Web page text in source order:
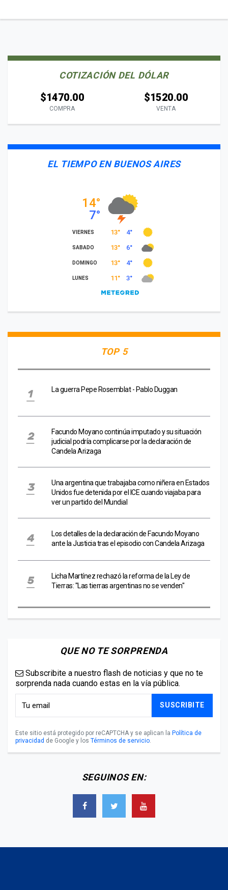
COTIZACIÓN DEL DÓLAR
$1470.00
COMPRA
$1520.00
VENTA
EL TIEMPO EN BUENOS AIRES
TOP 5
La guerra Pepe Rosemblat - Pablo Duggan
Facundo Moyano continúa imputado y su situación
judicial podría complicarse por la declaración de
Candela Arizaga
Una argentina que trabajaba como niñera en Estados
Unidos fue detenida por el ICE cuando viajaba para
ver un partido del Mundial
Los detalles de la declaración de Facundo Moyano
ante la Justicia tras el episodio con Candela Arizaga
Licha Martínez rechazó la reforma de la Ley de
Tierras: "Las tierras argentinas no se venden"
QUE NO TE SORPRENDA
Subscribite a nuestro flash de noticias y que no te
sorprenda nada cuando estas en la vía pública.
SUSCRIBITE
Este sitio está protegido por reCAPTCHA y se aplican la Política de
privacidad de Google y los Términos de servicio.
SEGUINOS EN: